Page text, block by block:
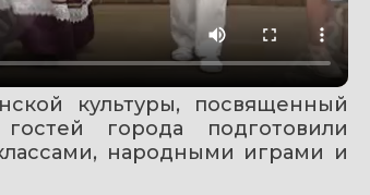
культуры, посвященный
города подготовили
народными играми и